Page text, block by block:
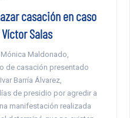
casación en caso
Salas
Maldonado,
de casación presentado
Barría Álvarez,
de presidio por agredir a
manifestación realizada